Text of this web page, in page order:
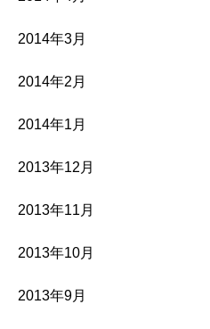
2014年3月
2014年2月
2014年1月
2013年12月
2013年11月
2013年10月
2013年9月